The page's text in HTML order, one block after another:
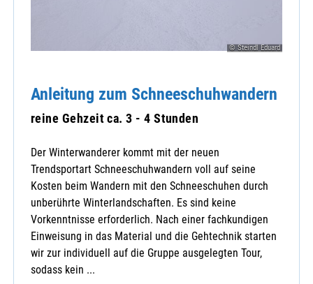
© Steindl Eduard
Anleitung zum Schneeschuhwandern
reine Gehzeit ca. 3 - 4 Stunden
Der Winterwanderer kommt mit der neuen
Trendsportart Schneeschuhwandern voll auf seine
Kosten beim Wandern mit den Schneeschuhen durch
unberührte Winterlandschaften. Es sind keine
Vorkenntnisse erforderlich. Nach einer fachkundigen
Einweisung in das Material und die Gehtechnik starten
wir zur individuell auf die Gruppe ausgelegten Tour,
sodass kein ...